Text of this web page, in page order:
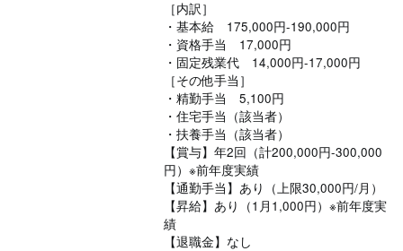
［内訳］
・基本給 175,000円-190,000円
・資格手当 17,000円
・固定残業代 14,000円-17,000円
［その他手当］
・精勤手当 5,100円
・住宅手当（該当者）
・扶養手当（該当者）
【賞与】年2回（計200,000円-300,000
円）※前年度実績
【通勤手当】あり（上限30,000円/月）
【昇給】あり（1月1,000円）※前年度実
績
【退職金】なし